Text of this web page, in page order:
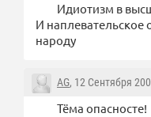
Идиотизм в
И наплевательское
народу
AG, 12 Сентября
Тёма опасносте!